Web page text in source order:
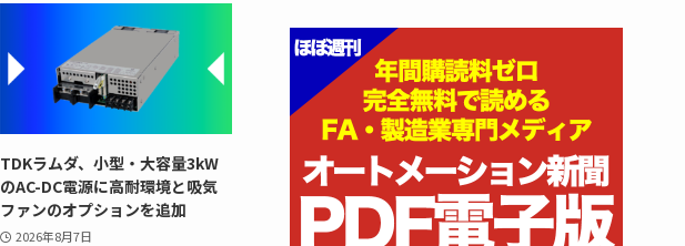
TDKラムダ、小型・大容量3kW
のAC-DC電源に高耐環境と吸気
ファンのオプションを追加
2026年8月7日